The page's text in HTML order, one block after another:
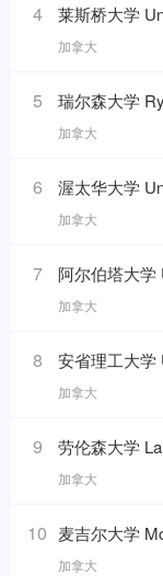
4 莱斯桥大学
加拿大
5 瑞尔森大学
加拿大
6 渥太华大学
加拿大
7 阿尔伯塔大学
加拿大
8 安省理工大学
加拿大
9 劳伦森大学
加拿大
10 麦吉尔大学
加拿大